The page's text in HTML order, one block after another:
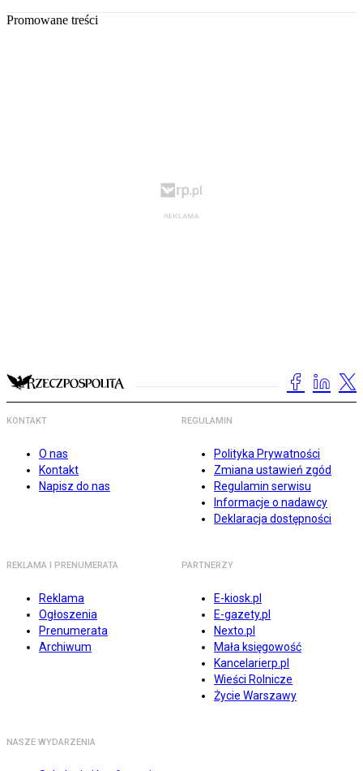
Promowane treści
KONTAKT
O nas
Kontakt
Napisz do nas
REGULAMIN
Polityka Prywatności
Zmiana ustawień zgód
Regulamin serwisu
Informacje o nadawcy
Deklaracja dostępności
REKLAMA I PRENUMERATA
Reklama
Ogłoszenia
Prenumerata
Archiwum
PARTNERZY
E-kiosk.pl
E-gazety.pl
Nexto.pl
Mała księgowość
Kancelarierp.pl
Wieści Rolnicze
Życie Warszawy
NASZE WYDARZENIA